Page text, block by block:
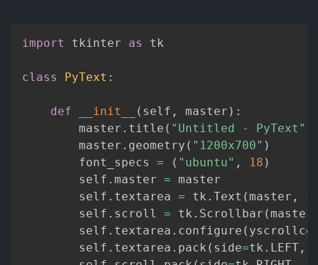
import tkinter as tk
class PyText :
def __init__ ( self , master ) :
        master
. title ( "Untitled - PyText"
        master
. geometry ( "1200x700" )
        font_specs
= ( "ubuntu" , 18 )
        self
. master = master
        self
. textarea = tk . Text ( master ,
        self
. scroll = tk . Scrollbar ( master
        self
. textarea . configure (
        self
. textarea . pack ( side=tk . LEFT ,